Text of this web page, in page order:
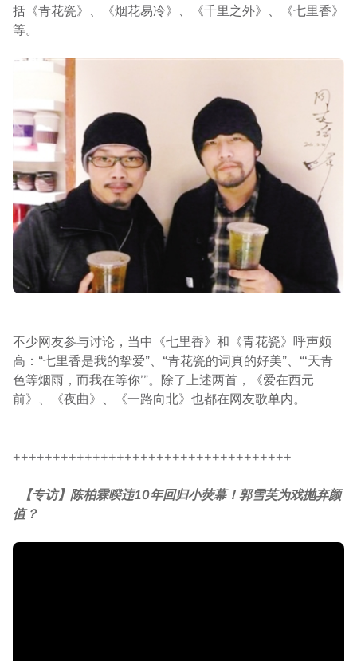
括《青花瓷》、《烟花易冷》、《千里之外》、《七里香》
等。
不少网友参与讨论，当中《七里香》和《青花瓷》呼声颇
高：“七里香是我的挚爱”、“青花瓷的词真的好美”、“‘天青
色等烟雨，而我在等你’”。除了上述两首，《爱在西元
前》、《夜曲》、《一路向北》也都在网友歌单内。
+++++++++++++++++++++++++++++++++++
【专访】陈柏霖暌违10年回归小荧幕！郭雪芙为戏抛弃颜
值？